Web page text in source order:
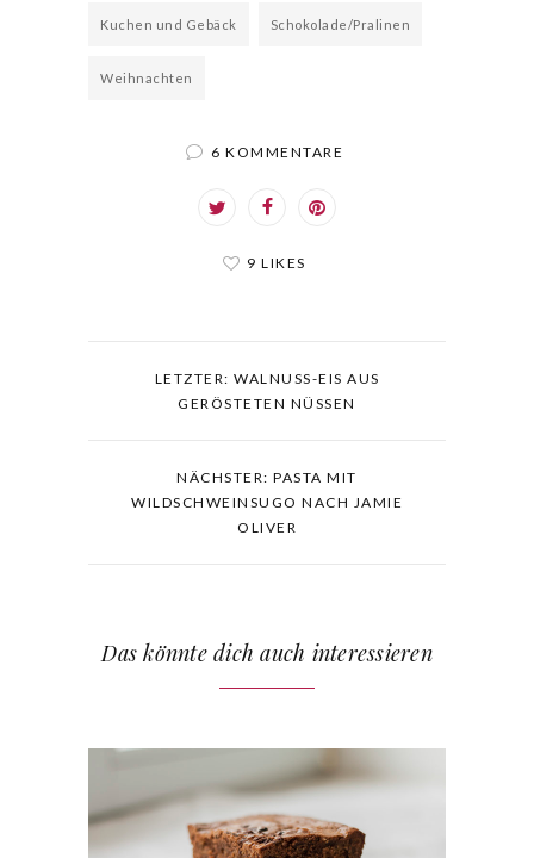
Kuchen und Gebäck Schokolade/Pralinen
Weihnachten
6 KOMMENTARE
9 LIKES
LETZTER: WALNUSS-EIS AUS
GERÖSTETEN NÜSSEN
NÄCHSTER: PASTA MIT
WILDSCHWEINSUGO NACH JAMIE
OLIVER
Das könnte dich auch interessieren